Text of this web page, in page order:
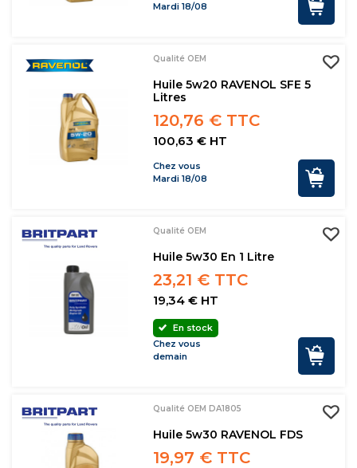
Mardi 18/08
Qualité OEM
Huile 5w20 RAVENOL SFE 5
Litres
120,76 € TTC
100,63 € HT
Chez vous
Mardi 18/08
Qualité OEM
Huile 5w30 En 1 Litre
23,21 € TTC
19,34 € HT
En stock
Chez vous
demain
Qualité OEM DA1805
Huile 5w30 RAVENOL FDS
19,97 € TTC